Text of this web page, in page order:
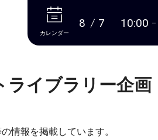
本文へ
カレンダー
8 7 10:00
ライブラリー企画
情報を掲載しています。